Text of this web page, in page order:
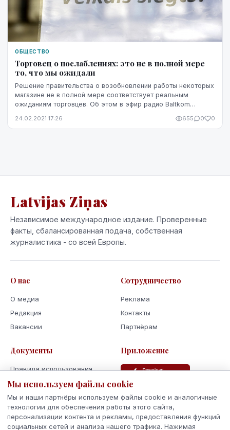
ОБЩЕСТВО
Торговец о послаблениях: это не в полной мере
то, что мы ожидали
Решение правительства о возобновлении работы некоторых
магазине не в полной мере соответствует реальным
ожиданиям торговцев. Об этом в эфир радио Baltkom
24.02.2021 17:26 655 0 0
Latvijas Ziņas
Независимое международное издание. Проверенные
факты, сбалансированная подача, собственная
журналистика - со всей Европы.
О нас
О медиа
Редакция
Вакансии
Сотрудничество
Реклама
Контакты
Партнёрам
Документы
Правила использования
Политика
Использование cookie
Кодекс поведения и этики
Приложение
Мы используем файлы cookie
Мы и наши партнёры используем файлы cookie и аналогичные
технологии для обеспечения работы этого сайта,
персонализации контента и рекламы, предоставления функций
социальных сетей и анализа нашего трафика. Нажимая